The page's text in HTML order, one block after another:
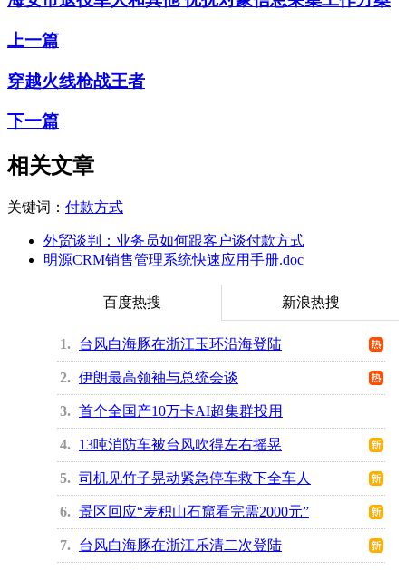
上一篇
穿越火线枪战王者
下一篇
相关文章
关键词： 付款方式
外贸谈判：业务员如何跟客户谈付款方式
明源CRM销售管理系统快速应用手册.doc
百度热搜 新浪热搜
1 台风白海豚在浙江玉环沿海登陆
2 伊朗最高领袖与总统会谈
3 首个全国产10万卡AI超集群投用
4 13吨消防车被台风吹得左右摇晃
5 司机见竹子晃动紧急停车救下全车人
6 景区回应“麦积山石窟看完需2000元”
7 台风白海豚在浙江乐清二次登陆